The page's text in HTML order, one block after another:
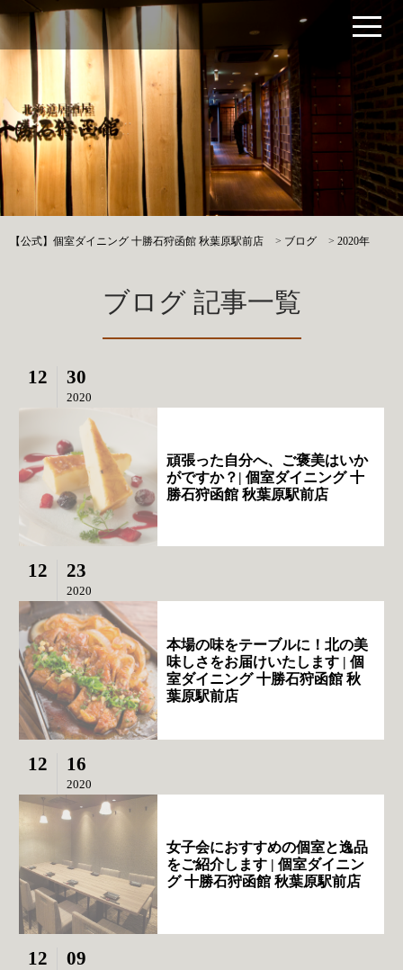
【公式】個室ダイニング 十勝石狩函館 秋葉原駅前店 > ブログ >2020年
ブログ 記事一覧
12 30
2020
頑張った自分へ、ご褒美はいか
がですか？| 個室ダイニング 十
勝石狩函館 秋葉原駅前店
12 23
2020
本場の味をテーブルに！北の美
味しさをお届けいたします | 個
室ダイニング 十勝石狩函館 秋
葉原駅前店
12 16
2020
女子会におすすめの個室と逸品
をご紹介します | 個室ダイニン
グ 十勝石狩函館 秋葉原駅前店
12 09